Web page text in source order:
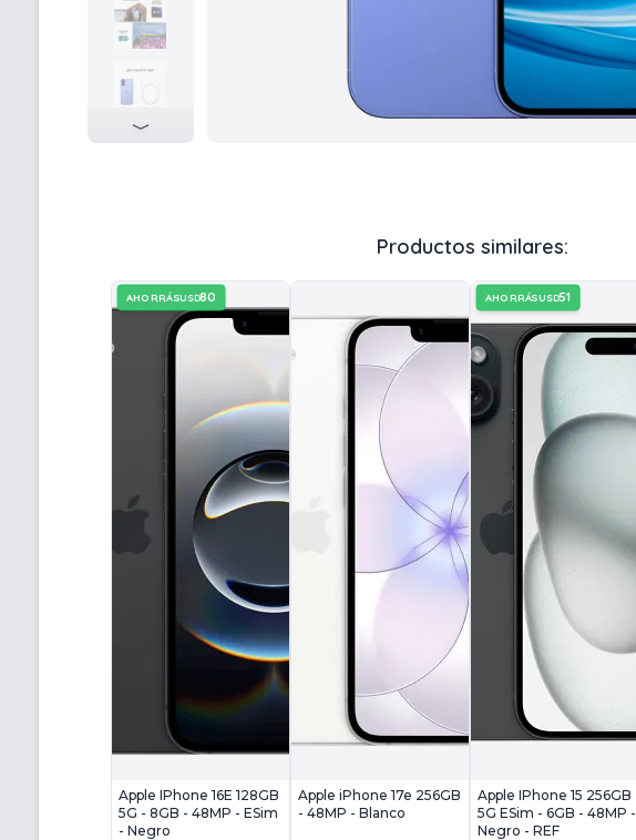
Productos similares:
AHORRÁSUSD80
Apple IPhone 16E 128GB
5G - 8GB - 48MP - ESim
- Negro
Apple iPhone 17e 256GB
- 48MP - Blanco
AHORRÁSUSD51
Apple IPhone 15 256GB
5G ESim - 6GB - 48MP -
Negro - REF